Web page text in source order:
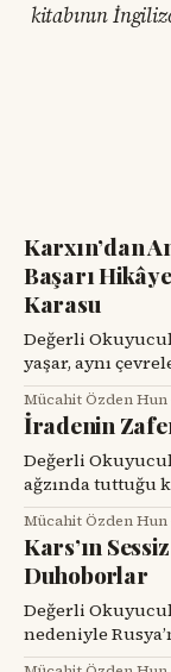
kitabının
Karxın’dan
Başarı
Karasu
Değerli Okuyucular, İnsan bazen uzun yıllar
yaşar, aynı
başındaki
tesadüfü
Karasu’yla tanışmam da
karşımdaki
üniversite
Mücahit Özden Hun
İradenin
Değerli Okuyucular, Bir zamanlar sınıftaki sınav
ağzında tuttuğu
bugün aynı
KAAN’ı çiziyor.
sahnelerine,
uzanan bu yol,
kendi kaderine
Mücahit Özden Hun
Kars’ın
Duhoborlar
Değerli
nedeniyle
Kars’ta köyler